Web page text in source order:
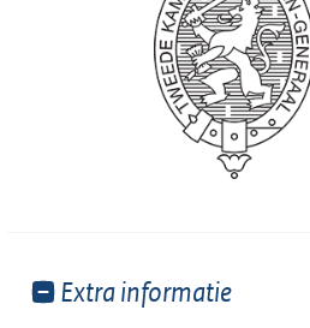
Toon
Extra informatie